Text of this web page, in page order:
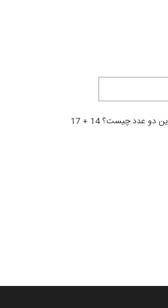
عدد چیست؟ 14 + 17